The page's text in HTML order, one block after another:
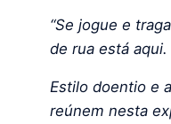
“Se jogue e
de rua está aqui.
Estilo doentio e
reúnem nesta